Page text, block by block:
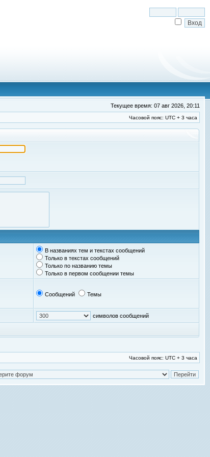
Текущее время: 07 авг 2026, 20:11
Часовой пояс: UTC + 3 часа
В названиях тем и текстах сообщений
Только в текстах сообщений
Только по названию темы
Только в первом сообщении темы
Сообщений Темы
символов сообщений
Часовой пояс: UTC + 3 часа